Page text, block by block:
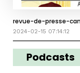
revue-de-presse-
2024-02-15 07:14:12
Podcasts